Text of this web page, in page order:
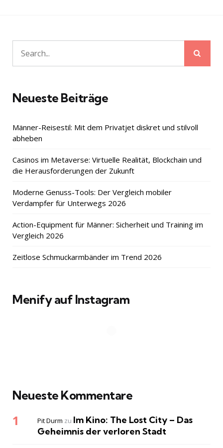
Search
for:
Neueste Beiträge
Männer-Reisestil: Mit dem Privatjet diskret und stilvoll
abheben
Casinos im Metaverse: Virtuelle Realität, Blockchain und
die Herausforderungen der Zukunft
Moderne Genuss-Tools: Der Vergleich mobiler
Verdampfer für Unterwegs 2026
Action-Equipment für Männer: Sicherheit und Training im
Vergleich 2026
Zeitlose Schmuckarmbänder im Trend 2026
Menify auf Instagram
Neueste Kommentare
Pit Durm zu Im Kino: The Lost City – Das
Geheimnis der verloren Stadt